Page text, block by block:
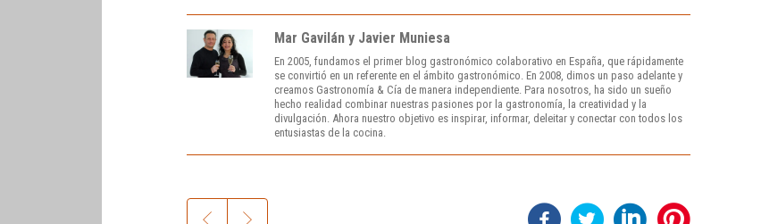
Mar Gavilán y Javier Muniesa
En 2005, fundamos el primer blog gastronómico colaborativo en España, que rápidamente
se convirtió en un referente en el ámbito gastronómico. En 2008, dimos un paso adelante y
creamos Gastronomía & Cía de manera independiente. Para nosotros, ha sido un sueño
hecho realidad combinar nuestras pasiones por la gastronomía, la creatividad y la
divulgación. Ahora nuestro objetivo es inspirar, informar, deleitar y conectar con todos los
entusiastas de la cocina.